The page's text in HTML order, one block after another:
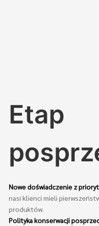
Etap
Nowe doświadczenie z
nasi klienci mieli
produktów.
Polityka konserwacji